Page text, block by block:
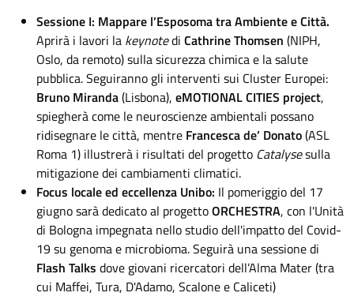
Sessione I: Mappare l’Esposoma tra Ambiente e Città.
Aprirà i lavori la keynotedi Cathrine Thomsen (NIPH,
Oslo, da remoto) sulla sicurezza chimica e la salute
pubblica. Seguiranno gli interventi sui Cluster Europei:
Bruno Miranda(Lisbona), eMOTIONAL CITIES project,
spiegherà come le neuroscienze ambientali possano
ridisegnare le città, mentre Francesca de’ Donato(ASL
Roma 1) illustrerà i risultati del progetto Catalysesulla
mitigazione dei cambiamenti climatici.
Focus locale ed eccellenza Unibo: Il pomeriggio del 17
giugno sarà dedicato al progettoORCHESTRA, con l'Unità
di Bologna impegnata nello studio dell'impatto del Covid-
19 su genoma e microbioma. Seguirà una sessione di
Flash Talks dove giovani ricercatori dell’Alma Mater (tra
cui Maffei, Tura, D'Adamo, Scalone e Caliceti)